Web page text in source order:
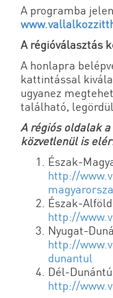
A programba
A régióválasztás
A honlapra
kattintással
ugyanez
található,
A régiós oldalak
közvetlenül is
Észak-
http://
Észak-
http://
Nyugat-
http://
dunantul
Dél-
http://